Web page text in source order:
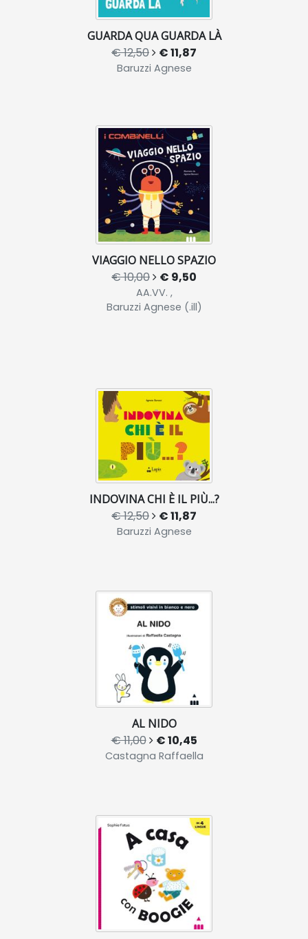
GUARDA QUA GUARDA LÀ
€ 12,50 € 11,87
Baruzzi Agnese
VIAGGIO NELLO SPAZIO
€ 10,00 € 9,50
AA.VV. ,
Baruzzi Agnese (.ill)
INDOVINA CHI È IL PIÙ...?
€ 12,50 € 11,87
Baruzzi Agnese
AL NIDO
€ 11,00 € 10,45
Castagna Raffaella